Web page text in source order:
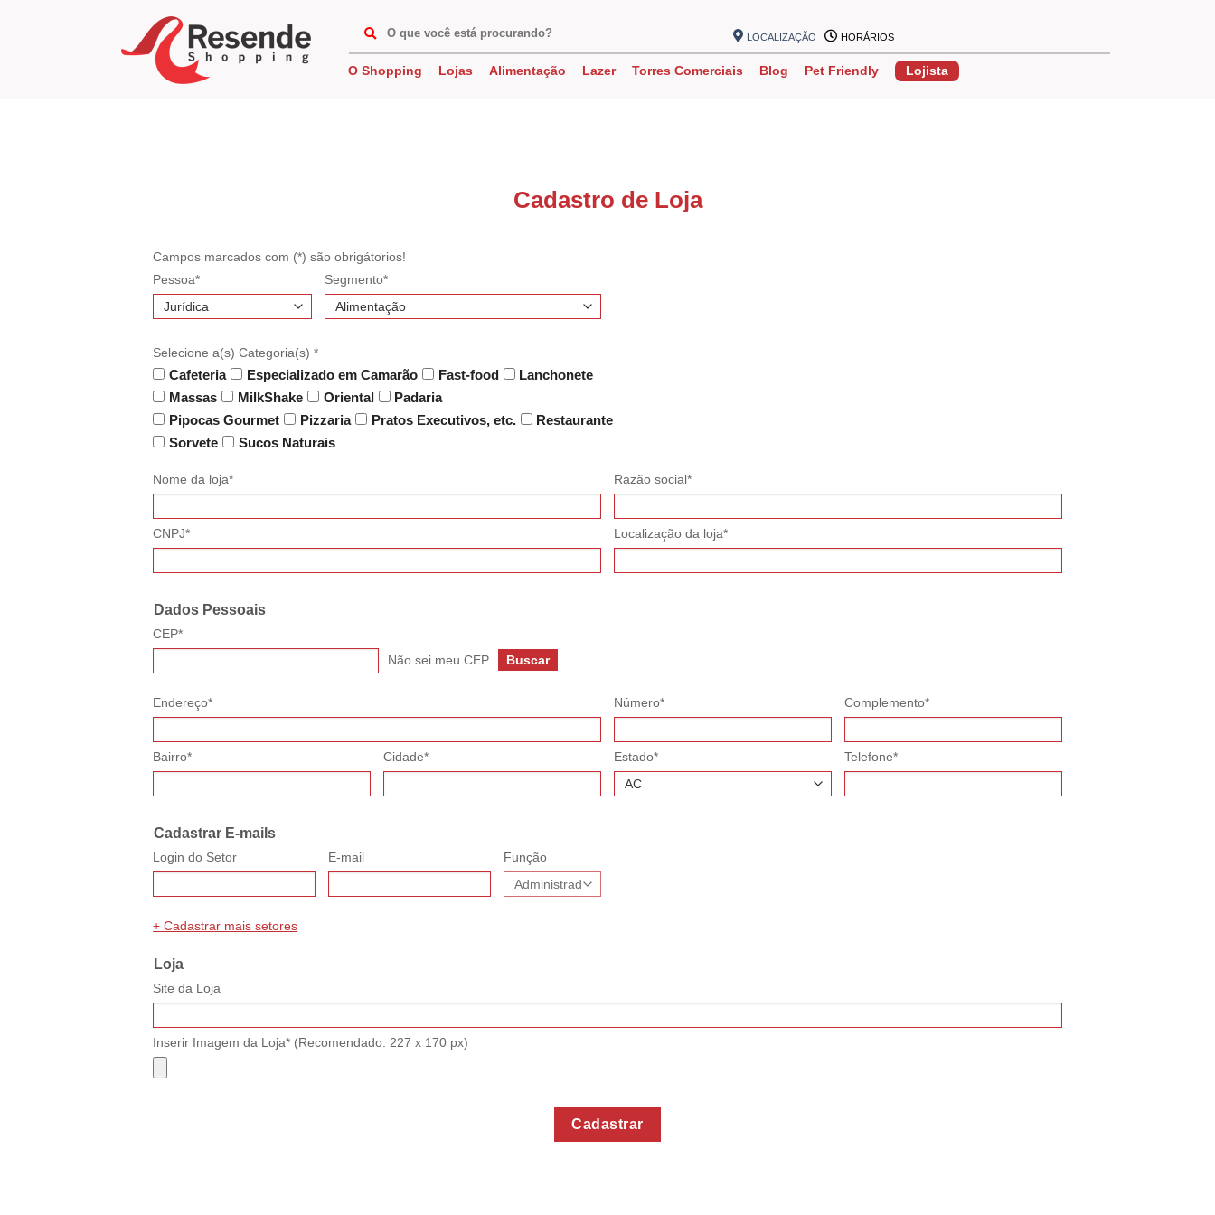
LOCALIZAÇÃO HORÁRIOS
O Shopping Lojas Alimentação Lazer Torres Comerciais Blog Pet Friendly Lojista
Cadastro de Loja
Campos marcados com (*) são obrigátorios!
Pessoa*
Segmento*
Selecione a(s) Categoria(s) *
Cafeteria Especializado em Camarão Fast-food
Lanchonete
Massas
MilkShake Oriental
Padaria
Pipocas Gourmet
Pizzaria Pratos Executivos, etc.
Restaurante
Sorvete
Sucos Naturais
Nome da loja* Razão social*
CNPJ* Localização da loja*
Dados Pessoais
CEP*
Não sei meu CEP
Buscar
Endereço* Número* Complemento*
Bairro* Cidade* Estado* Telefone*
Cadastrar E-mails
Login do Setor E-mail Função
+ Cadastrar mais setores
Loja
Site da Loja
Inserir Imagem da Loja* (Recomendado: 227 x 170 px)